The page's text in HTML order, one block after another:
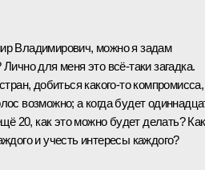
Владимирович, можно я задам
для меня это всё-таки загадка.
добиться какого-то компромисса,
возможно; а когда будет
20, как это можно будет делать? Как
и учесть интересы каждого?